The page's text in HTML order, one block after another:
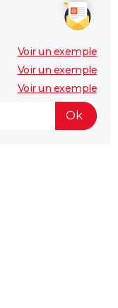
Voir un exemple
Voir un exemple
Voir un exemple